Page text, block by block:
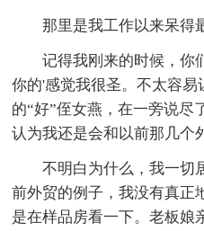
那里是我工作以来呆得
记得我刚来的时候，你
你的'感觉我很圣。不太容易
的“好”侄女燕，在一旁说尽
认为我还是会和以前那几个
不明白为什么，我一切
前外贸的例子，我没有真正
是在样品房看一下。老板娘